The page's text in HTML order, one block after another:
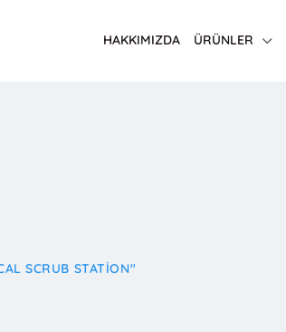
HAKKIMIZDA ÜRÜNLER
SCRUB STATION"